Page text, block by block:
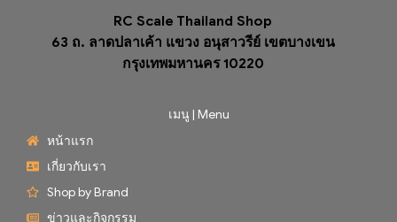
RC Scale Thailand Shop
63 ถ. ลาดปลาเค้า แขวง อนุสาวรีย์ เขตบางเขน
กรุงเทพมหานคร 10220
เมนู | Menu
หน้าแรก
เกี่ยวกับเรา
Shop by Brand
ข่าวและกิจกรรม